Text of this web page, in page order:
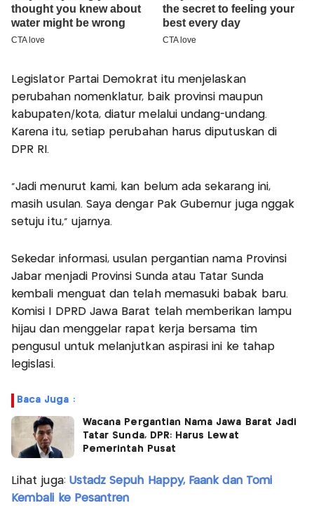
Legislator Partai Demokrat itu menjelaskan
perubahan nomenklatur, baik provinsi maupun
kabupaten/kota, diatur melalui undang-undang.
Karena itu, setiap perubahan harus diputuskan di
DPR RI.
"Jadi menurut kami, kan belum ada sekarang ini,
masih usulan. Saya dengar Pak Gubernur juga nggak
setuju itu," ujarnya.
Sekedar informasi, usulan pergantian nama Provinsi
Jabar menjadi Provinsi Sunda atau Tatar Sunda
kembali menguat dan telah memasuki babak baru.
Komisi I DPRD Jawa Barat telah memberikan lampu
hijau dan menggelar rapat kerja bersama tim
pengusul untuk melanjutkan aspirasi ini ke tahap
legislasi.
Baca Juga :
Wacana Pergantian Nama Jawa Barat Jadi
Tatar Sunda, DPR: Harus Lewat
Pemerintah Pusat
Lihat juga: Ustadz Sepuh Happy, Faank dan Tomi
Kembali ke Pesantren